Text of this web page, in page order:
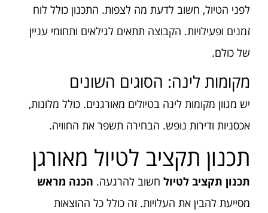
לפני הטיול, חשוב לדעת מה לצפות. התכנון כולל לוח
זמנים ופעילויות. הקבוצה תתאים לגילאים ותחומי עניין
של כולם.
מקומות לינה: הסוגים השונים
יש מגוון מקומות לינה בטיולים מאורגנים. כולל מלונות,
אכסניות ודירות נופש. הבחירה תשפר את החוויה.
תכנון תקציב לטיול מאורגן
תכנון תקציב לטיול חשוב להרגעה. הכנה מראש
מסייעת להבין את העלויות. זה כולל כל ההוצאות